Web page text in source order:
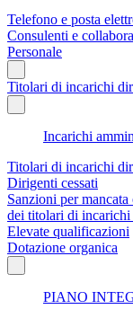
Telefono e posta
Consulenti e
Personale
Titolari di incarichi
Incarichi
Titolari di incarichi
Dirigenti cessati
Sanzioni per
dei titolari di
Elevate qualificazioni
Dotazione organica
PIANO